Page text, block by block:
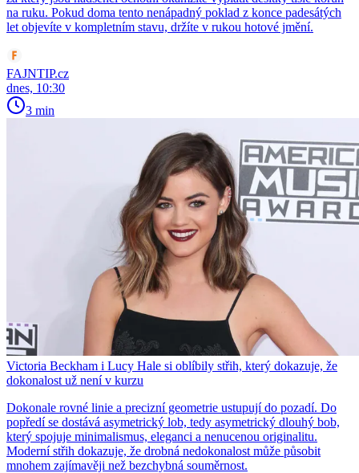
na ruku. Pokud doma tento nenápadný poklad z konce padesátých
let objevíte v kompletním stavu, držíte v rukou hotové jmění.
FAJNTIP.cz
dnes, 10:30
3 min
Victoria Beckham i Lucy Hale si oblíbily střih, který dokazuje, že
dokonalost už není v kurzu
Dokonale rovné linie a precizní geometrie ustupují do pozadí. Do
popředí se dostává asymetrický lob, tedy asymetrický dlouhý bob,
který spojuje minimalismus, eleganci a nenucenou originalitu.
Moderní střih dokazuje, že drobná nedokonalost může působit
mnohem zajímavěji než bezchybná souměrnost.